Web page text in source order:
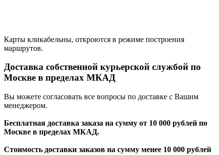
Карты кликабельны, откроются в режиме построения
маршрутов.
Доставка собственной курьерской службой по
Москве в пределах МКАД
Вы можете согласовать все вопросы по доставке с Вашим
менеджером.
Бесплатная доставка заказа на сумму от 10 000 рублей по
Москве в пределах МКАД.
Стоимость доставки заказов на сумму менее 10 000 рублей